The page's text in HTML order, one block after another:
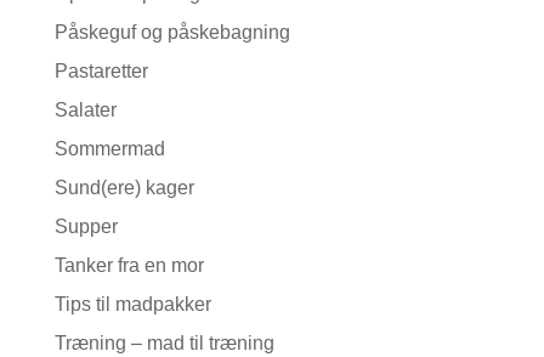
Påskeguf og påskebagning
Pastaretter
Salater
Sommermad
Sund(ere) kager
Supper
Tanker fra en mor
Tips til madpakker
Træning – mad til træning